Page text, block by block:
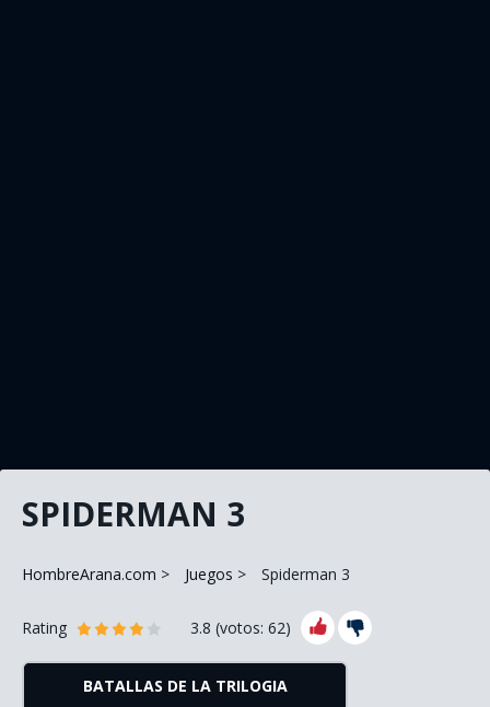
SPIDERMAN 3
HombreArana.com Juegos Spiderman 3
Rating 3.8 (votos: 62)
BATALLAS DE LA TRILOGIA